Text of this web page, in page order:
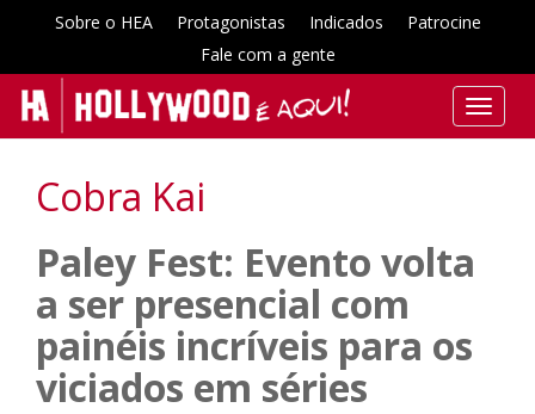
Sobre o HEA Protagonistas Indicados
Patrocine
Fale com a gente
T
o
Cobra Kai
Paley Fest: Evento volta
a ser presencial com
painéis incríveis para os
viciados em séries